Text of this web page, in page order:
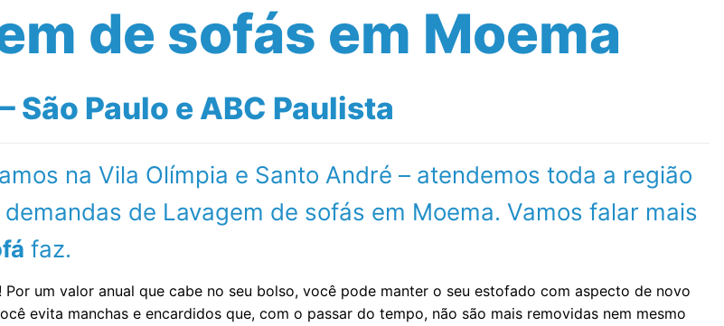
de sofás em Moema
São Paulo e ABC Paulista
na Vila Olímpia e Santo André – atendemos toda a região
de Lavagem de sofás em Moema. Vamos falar mais
faz.
um valor anual que cabe no seu bolso, você pode manter o seu estofado com aspecto de novo
evita manchas e encardidos que, com o passar do tempo, não são mais removidas nem mesmo